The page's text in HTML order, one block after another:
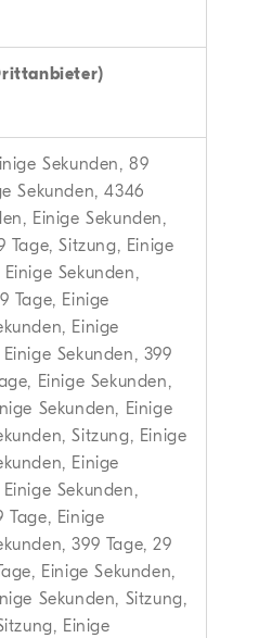
Sekunden, 89
Sekunden, 4346
Einige Sekunden,
Tage, Sitzung, Einige
Sekunden,
Tage, Einige
Einige
Sekunden, 399
Einige Sekunden,
Sekunden, Einige
Sitzung, Einige
Einige
Sekunden,
Tage, Einige
399 Tage, 29
Einige Sekunden,
Sekunden, Sitzung,
Einige